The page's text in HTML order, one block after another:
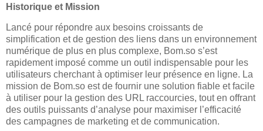
Historique et Mission
Lancé pour répondre aux besoins croissants de
simplification et de gestion des liens dans un environnement
numérique de plus en plus complexe, Bom.so s’est
rapidement imposé comme un outil indispensable pour les
utilisateurs cherchant à optimiser leur présence en ligne. La
mission de Bom.so est de fournir une solution fiable et facile
à utiliser pour la gestion des URL raccourcies, tout en offrant
des outils puissants d’analyse pour maximiser l’efficacité
des campagnes de marketing et de communication.